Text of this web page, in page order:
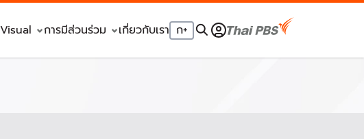
Visual การมีส่วนร่วม เกี่ยวกับเรา ก+